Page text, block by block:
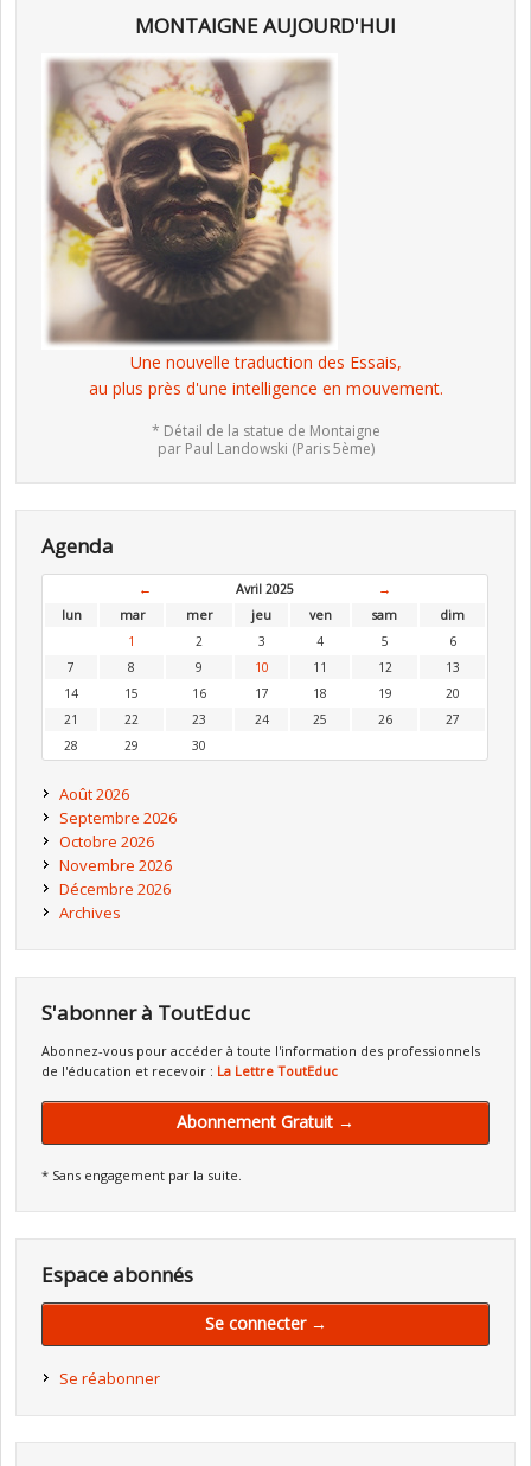
MONTAIGNE AUJOURD'HUI
Une nouvelle traduction des Essais,
au plus près d'une intelligence en mouvement.
* Détail de la statue de Montaigne
par Paul Landowski (Paris 5ème)
Agenda
← Avril 2025
→
lun
mar mer jeu ven sam
dim
1
2 3 4 5
6
7
8 9 10 11 12
13
14
15 16 17 18 19
20
21
22 23 24 25 26
27
28
29 30
Août 2026
Septembre 2026
Octobre 2026
Novembre 2026
Décembre 2026
Archives
S'abonner à ToutEduc
Abonnez-vous pour accéder à toute l'information des professionnels
de l'éducation et recevoir : La Lettre ToutEduc
Abonnement Gratuit →
* Sans engagement par la suite.
Espace abonnés
Se connecter →
Se réabonner